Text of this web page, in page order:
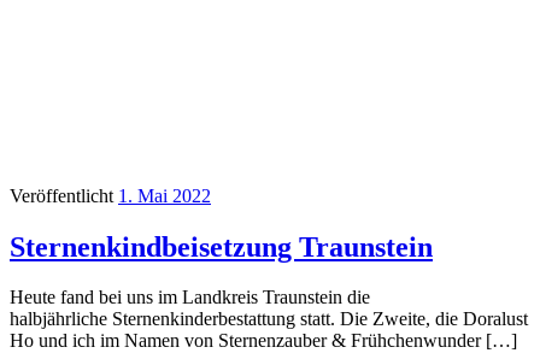
Veröffentlicht 1. Mai 2022
Sternenkindbeisetzung Traunstein
Heute fand bei uns im Landkreis Traunstein die
halbjährliche Sternenkinderbestattung statt. Die Zweite, die Doralust
Ho und ich im Namen von Sternenzauber & Frühchenwunder […]